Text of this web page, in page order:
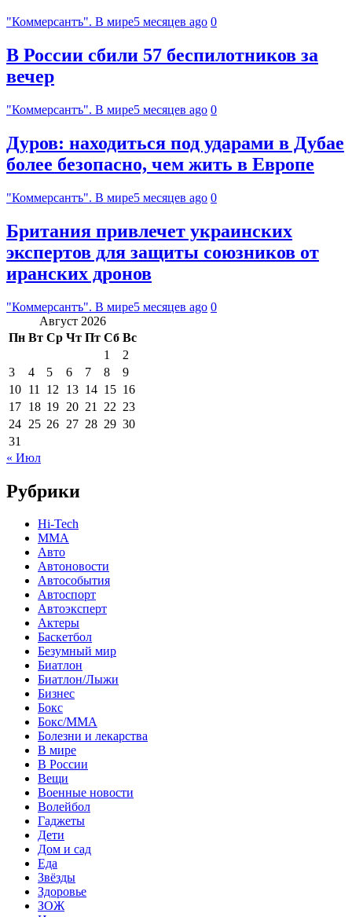
"Коммерсантъ". В мире5 месяцев ago 0
В России сбили 57 беспилотников за
вечер
"Коммерсантъ". В мире5 месяцев ago 0
Дуров: находиться под ударами в Дубае
более безопасно, чем жить в Европе
"Коммерсантъ". В мире5 месяцев ago 0
Британия привлечет украинских
экспертов для защиты союзников от
иранских дронов
"Коммерсантъ". В мире5 месяцев ago 0
Август 2026
Пн Вт Ср Чт Пт Сб Вс
1
2
3
4 5 6 7 8
9
10 11 12 13 14 15 16
17 18 19 20 21 22 23
24 25 26 27 28 29 30
31
« Июл
Рубрики
Hi-Tech
MMA
Авто
Автоновости
Автособытия
Автоспорт
Автоэксперт
Актеры
Баскетбол
Безумный мир
Биатлон
Биатлон/Лыжи
Бизнес
Бокс
Бокс/MMA
Болезни и лекарства
В мире
В России
Вещи
Военные новости
Волейбол
Гаджеты
Дети
Дом и сад
Еда
Звёзды
Здоровье
ЗОЖ